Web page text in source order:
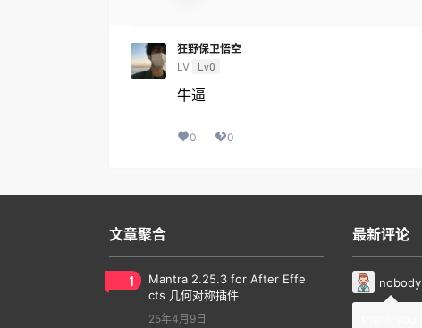
狂野保卫悟空
LV Lv0
牛逼
0 0
文章聚合
1
Mantra 2.25.3 for After Effe
cts 几何对称插件
25年4月9日
最新评论
nobody